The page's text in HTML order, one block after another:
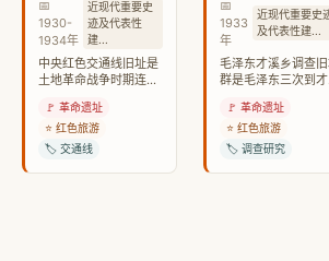
📅
1930-
1934年
近现代重要史
迹及代表性
建...
中央红色交通线旧址是
土地革命战争时期连接
区的地下交通线遗址。
🚩 革命遗址
⭐ 红色旅游
🏷️ 交通线
📅
1933
年
近现代重要史
及代表性建...
毛泽东才溪乡调查
群是毛泽东三次到才
遗址。
🚩 革命遗址
⭐ 红色旅游
🏷️ 调查研究